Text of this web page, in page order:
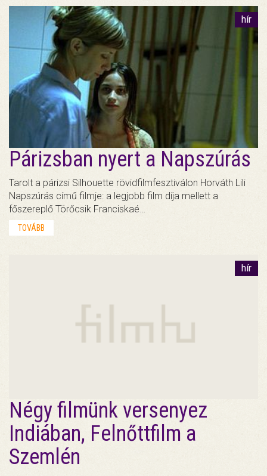
hír
Párizsban nyert a Napszúrás
Tarolt a párizsi Silhouette rövidfilmfesztiválon Horváth Lili
Napszúrás című filmje: a legjobb film díja mellett a
főszereplő Törőcsik Franciskaé…
TOVÁBB
hír
Négy filmünk versenyez
Indiában, Felnőttfilm a
Szemlén